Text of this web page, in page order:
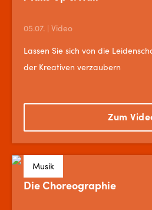
05.07. | Video
Lassen Sie sich von die
der Kreativen verzaubern
Zum
Musik
Die Choreographie